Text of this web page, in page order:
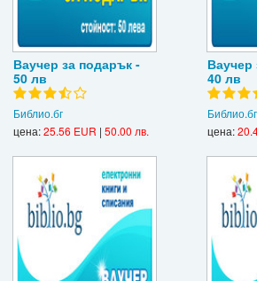
Регистрация
Ваучер за подарък -
50 лв
Библио.бг
цена:25.56 EUR | 50.00 лв.
Ваучер
40 лв
Библио.бг
цена: